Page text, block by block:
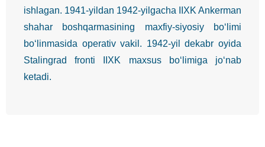
ishlagan. 1941-yildan 1942-yilgacha IIXK Ankerman
shahar boshqarmasining maxfiy-siyosiy bo‘limi
bo‘linmasida operativ vakil. 1942-yil dekabr oyida
Stalingrad fronti IIXK maxsus bo‘limiga jo‘nab
ketadi.